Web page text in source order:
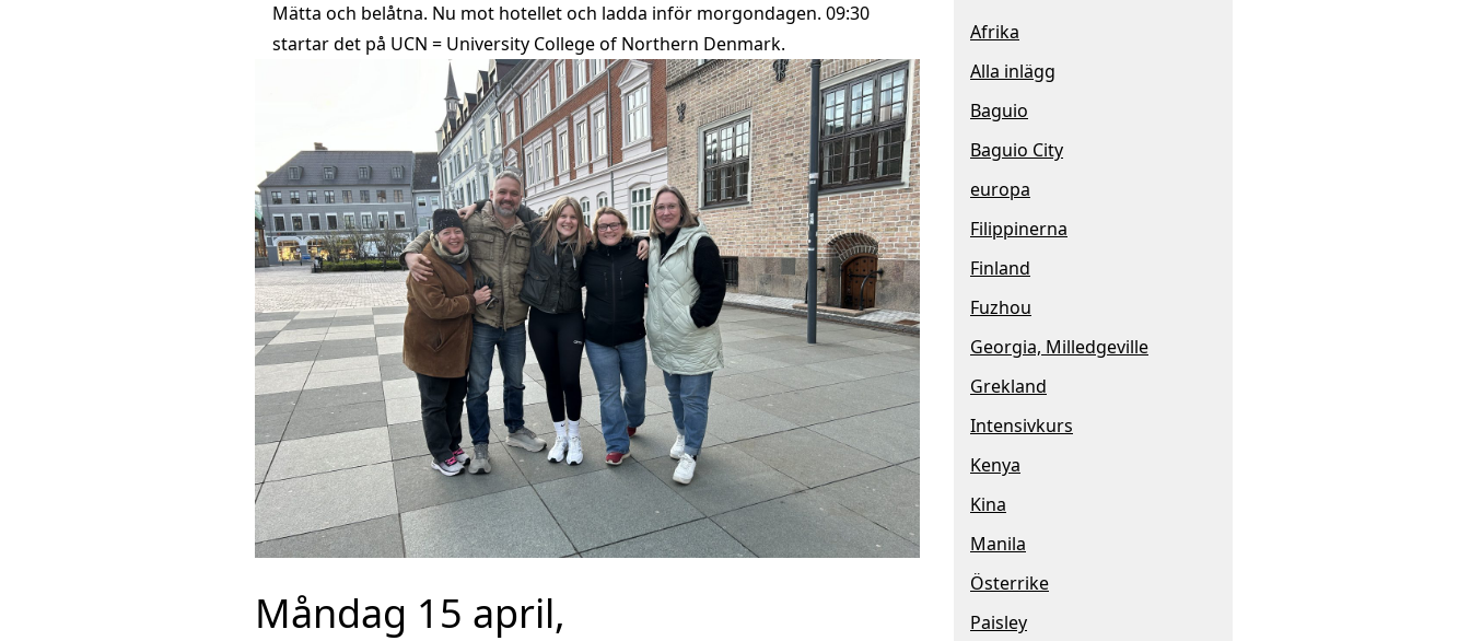
Mätta och belåtna. Nu mot hotellet och ladda inför morgondagen. 09:30
startar det på UCN = University College of Northern Denmark.
Måndag 15 april,
Afrika
Alla inlägg
Baguio
Baguio City
europa
Filippinerna
Finland
Fuzhou
Georgia, Milledgeville
Grekland
Intensivkurs
Kenya
Kina
Manila
Österrike
Paisley